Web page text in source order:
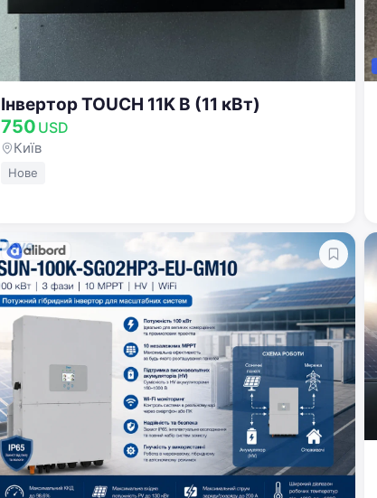
Інвертор TOUCH 11K B (11 кВт)
750 USD
Київ
Нове
Вхід Реєстрація
Введіть номер або пошту
Пароль
Запам'ятати мене Забули пароль?